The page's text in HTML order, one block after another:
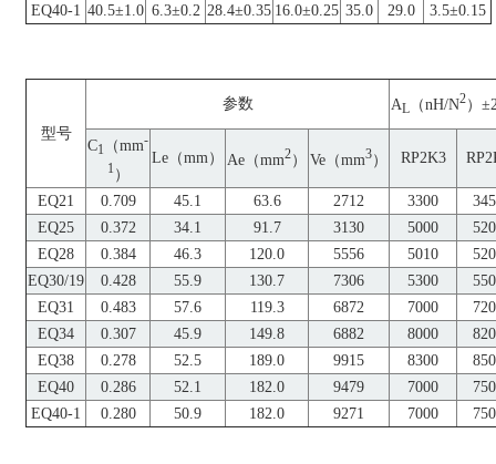
EQ40-1 40.5±1.0 6.3±0.2 28.4±0.35 16.0±0.25 35.0 29.0 3.5±0.15
型号
参数 AL （nH/N2）
C1 （mm-
1 ）
Le（mm） Ae（mm2） Ve（mm3） RP2K3
EQ21 0.709 45.1 63.6 2712 3300
EQ25
0.372 34.1 91.7 3130 5000
EQ28
0.384 46.3 120.0 5556 5010
EQ30/19
0.428 55.9 130.7 7306 5300
EQ31
0.483 57.6 119.3 6872 7000
EQ34
0.307 45.9 149.8 6882 8000
EQ38
0.278 52.5 189.0 9915 8300
EQ40
0.286 52.1 182.0 9479 7000
EQ40-1
0.280 50.9 182.0 9271 7000